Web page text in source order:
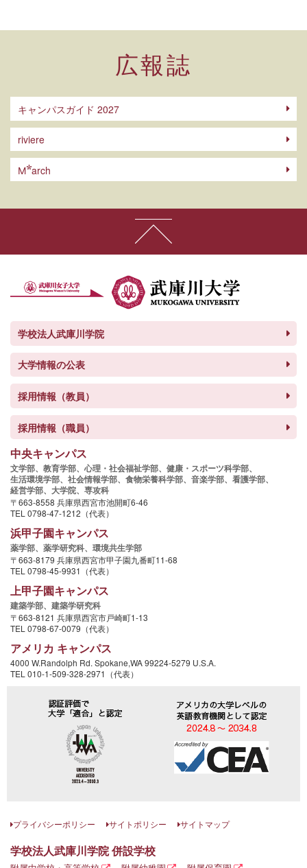
広報誌
キャンパスガイド 2027
riviere
M arch
学校法人武庫川学院
大学情報の公表
採用情報（教員）
採用情報（職員）
中央キャンパス
文学部、 教育学部、 心理・社会福祉学部、 健康・スポーツ科学部、
生活環境学部、 社会情報学部、 食物栄養科学部、 音楽学部、 看護学部、
経営学部、 大学院、 専攻科
〒663-8558 兵庫県西宮市池開町6-46
TEL 0798-47-1212（代表）
浜甲子園キャンパス
薬学部、 薬学研究科、 環境共生学部
〒663-8179 兵庫県西宮市甲子園九番町11-68
TEL 0798-45-9931（代表）
上甲子園キャンパス
建築学部、 建築学研究科
〒663-8121 兵庫県西宮市戸崎町1-13
TEL 0798-67-0079（代表）
アメリカ キャンパス
4000 W.Randolph Rd. Spokane,WA 99224-5279 U.S.A.
TEL 010-1-509-328-2971（代表）
プライバシーポリシー サイトポリシー サイトマップ
学校法人武庫川学院 併設学校